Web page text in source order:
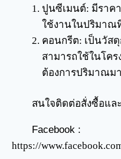
ปูนซีเมนต์: มีราค
ใช้งานในปริมาณ
คอนกรีต: เป็นวัส
สามารถใช้ในโค
ต้องการปริมาณม
สนใจติดต่อสั่งซื้อแล
Facebook :
https://